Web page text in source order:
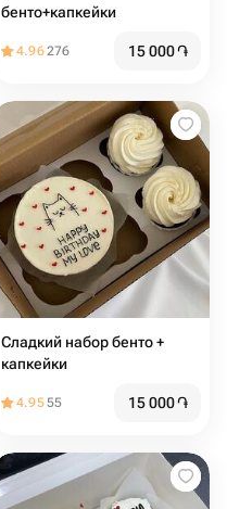
бенто+капкейки
4.96276 15 000֏
Сладкий набор бенто +
капкейки
4.9555 15 000֏